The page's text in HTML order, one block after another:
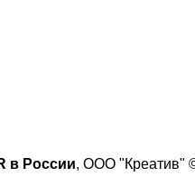
в России, ООО "Креатив"